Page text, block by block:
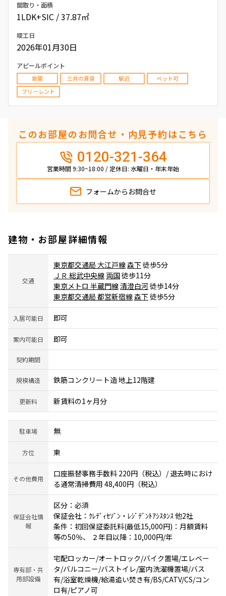
間取り・面積
1LDK+SIC / 37.87㎡
竣工日
2026年01月30日
アピールポイント
新築 三井の賃貸 駅近
ペット可
フリーレント
このお部屋のお問合せ・内見予約はこちら
0120-321-364
営業時間 9:30~18:00 / 定休日: 水曜日・年末年始
フォームから お問合せ
建物・お部屋詳細情報
交通
東京都交通局 大江戸線森下 徒歩5分
ＪＲ 総武中央線両国徒歩11分
東京メトロ 半蔵門線清澄白河徒歩14分
東京都交通局 都営新宿線森下 徒歩5分
入居可能日 即可
案内可能日 即可
契約期間
規模構造 鉄筋コンクリート造 地上12階建
更新料 新賃料の1ヶ月分
駐車場 無
方位 東
その他費用
口座振替事務手数料 220円（税込）/ 退去時におけ
る通常清掃費用 48,400円（税込）
保証会社情
報
区分：必須
保証会社：ｸﾚﾃﾞｨｾｿﾞﾝ・ﾚｼﾞﾃﾞﾝﾄｱｼｽﾀﾝｽ 他2社
条件：初回保証委託料(最低15,000円)：月額賃料
等の50％、 ２年目以降：10,000円/年
専有部・共
用部設備
宅配ロッカー/オートロック/バイク置場/エレベー
タ/バルコニー/バストイレ/室内洗濯機置場/バス
有/浴室乾燥機/給湯追い焚き有/BS/CATV/CS/コン
ロ有/ピアノ可